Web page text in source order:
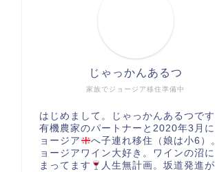
家族でジョージア移住準備中
じゃっかんあるつ
はじめまして。じゃっかんあるつです
有機農家のパートナーと2020年3月
ョージア
へ子連れ移住（娘は小6）
ョージアワイン大好き。ワインの沼
まってます
人生無計画。坂道発進